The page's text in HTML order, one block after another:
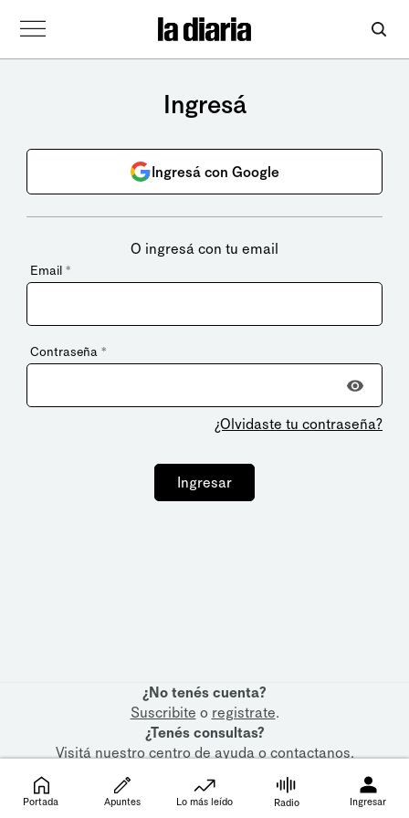
Ingresá
Ingresá con Google
O ingresá con tu email
Email *
Contraseña *
¿Olvidaste tu contraseña?
Ingresar
¿No tenés cuenta?
Suscribite o registrate.
¿Tenés consultas?
Visitá nuestrocentro de ayudaocontactanos.
Portada Apuntes Lo más leído Radio Ingresar